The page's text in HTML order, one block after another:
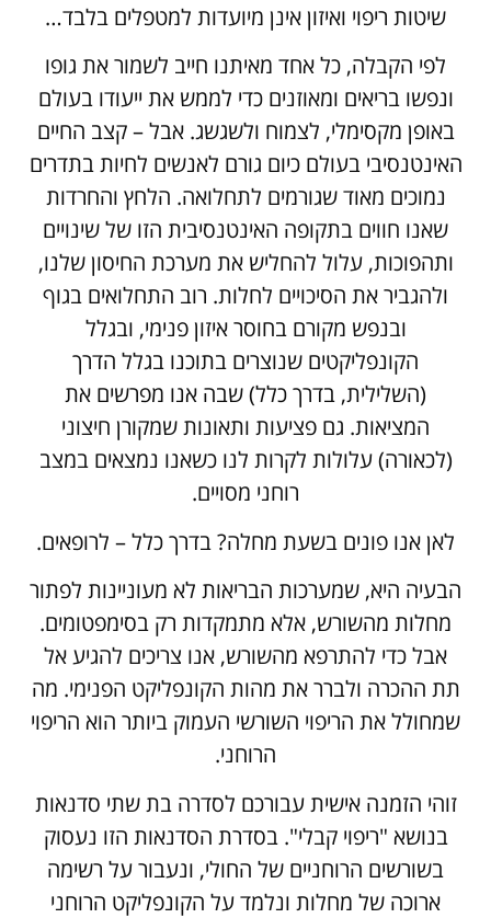
שיטות ריפוי ואיזון אינן מיועדות למטפלים בלבד…
לפי הקבלה, כל אחד מאיתנו חייב לשמור את גופו
ונפשו בריאים ומאוזנים כדי לממש את ייעודו בעולם
באופן מקסימלי, לצמוח ולשגשג. אבל – קצב החיים
האינטנסיבי בעולם כיום גורם לאנשים לחיות בתדרים
נמוכים מאוד שגורמים לתחלואה. הלחץ והחרדות
שאנו חווים בתקופה האינטנסיבית הזו של שינויים
ותהפוכות, עלול להחליש את מערכת החיסון שלנו,
ולהגביר את הסיכויים לחלות. רוב התחלואים בגוף
ובנפש מקורם בחוסר איזון פנימי, ובגלל
הקונפליקטים שנוצרים בתוכנו בגלל הדרך
(השלילית, בדרך כלל) שבה אנו מפרשים את
המציאות. גם פציעות ותאונות שמקורן חיצוני
(לכאורה) עלולות לקרות לנו כשאנו נמצאים במצב
רוחני מסויים.
לאן אנו פונים בשעת מחלה? בדרך כלל – לרופאים.
הבעיה היא, שמערכות הבריאות לא מעוניינות לפתור
מחלות מהשורש, אלא מתמקדות רק בסימפטומים.
אבל כדי להתרפא מהשורש, אנו צריכים להגיע אל
תת ההכרה ולברר את מהות הקונפליקט הפנימי. מה
שמחולל את הריפוי השורשי העמוק ביותר הוא הריפוי
הרוחני.
זוהי הזמנה אישית עבורכם לסדרה בת שתי סדנאות
בנושא "ריפוי קבלי". בסדרת הסדנאות הזו נעסוק
בשורשים הרוחניים של החולי, ונעבור על רשימה
ארוכה של מחלות ונלמד על הקונפליקט הרוחני